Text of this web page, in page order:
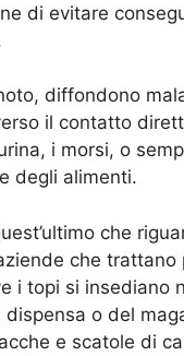
di evitare
diffondono
il contatto
i morsi, o
degli alimenti.
che
che trattano
i topi si insediano
o del
e scatole di